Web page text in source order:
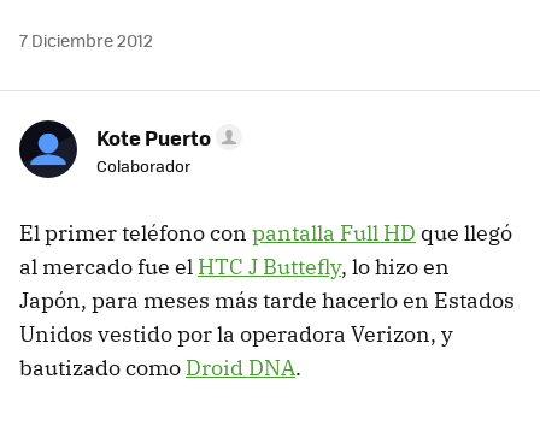
7 Diciembre 2012
Kote Puerto
Colaborador
El primer teléfono con pantalla Full HD que llegó
al mercado fue el HTC J Buttefly, lo hizo en
Japón, para meses más tarde hacerlo en Estados
Unidos vestido por la operadora Verizon, y
bautizado como Droid DNA.